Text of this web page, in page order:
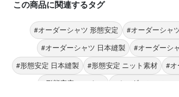
この商品に関連するタグ
#オーダーシャツ 形態安定 #オーダーシャ
#オーダーシャツ 日本縫製 #オーダーシ
#形態安定 日本縫製 #形態安定 ニット素材 #オ
#形態安定 コットン #オーダーシャツ